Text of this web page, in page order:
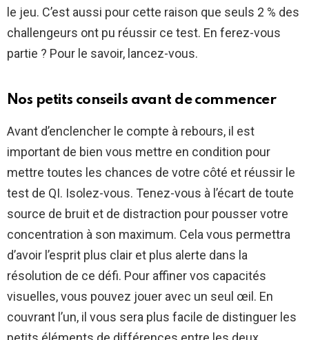
le jeu. C’est aussi pour cette raison que seuls 2 % des
challengeurs ont pu réussir ce test. En ferez-vous
partie ? Pour le savoir, lancez-vous.
Nos petits conseils avant de commencer
Avant d’enclencher le compte à rebours, il est
important de bien vous mettre en condition pour
mettre toutes les chances de votre côté et réussir le
test de QI. Isolez-vous. Tenez-vous à l’écart de toute
source de bruit et de distraction pour pousser votre
concentration à son maximum. Cela vous permettra
d’avoir l’esprit plus clair et plus alerte dans la
résolution de ce défi. Pour affiner vos capacités
visuelles, vous pouvez jouer avec un seul œil. En
couvrant l’un, il vous sera plus facile de distinguer les